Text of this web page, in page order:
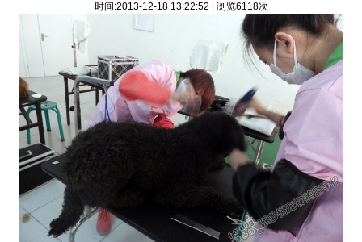
时间:2013-12-18 13:22:52 | 浏览6118次